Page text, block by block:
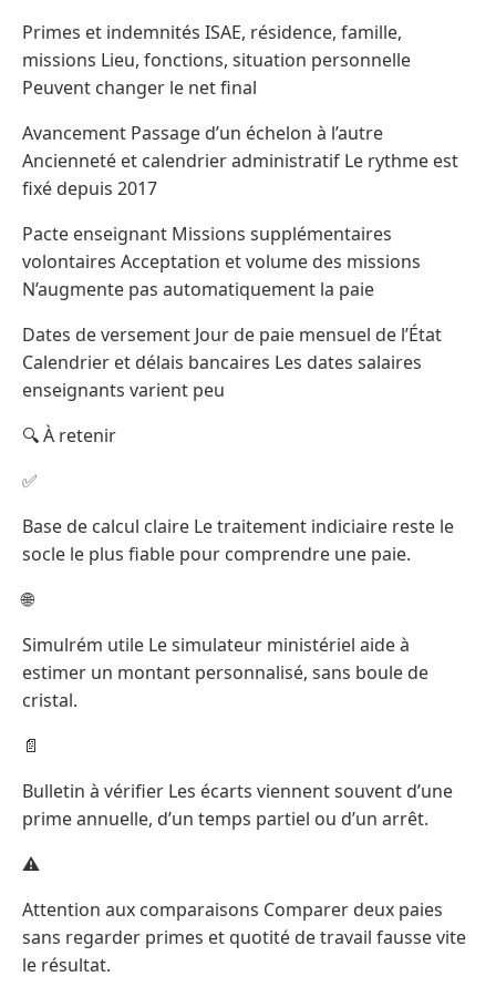
Primes et indemnités ISAE, résidence, famille,
missions Lieu, fonctions, situation personnelle
Peuvent changer le net final
Avancement Passage d’un échelon à l’autre
Ancienneté et calendrier administratif Le rythme est
fixé depuis 2017
Pacte enseignant Missions supplémentaires
volontaires Acceptation et volume des missions
N’augmente pas automatiquement la paie
Dates de versement Jour de paie mensuel de l’État
Calendrier et délais bancaires Les dates salaires
enseignants varient peu
🔍 À retenir
✅
Base de calcul claire Le traitement indiciaire reste le
socle le plus fiable pour comprendre une paie.
🌐
Simulrém utile Le simulateur ministériel aide à
estimer un montant personnalisé, sans boule de
cristal.
📄
Bulletin à vérifier Les écarts viennent souvent d’une
prime annuelle, d’un temps partiel ou d’un arrêt.
⚠️
Attention aux comparaisons Comparer deux paies
sans regarder primes et quotité de travail fausse vite
le résultat.